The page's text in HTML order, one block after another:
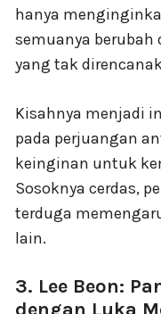
hanya
semuanya
yang tak
Kisahnya menjadi
pada perjuangan
keinginan untuk
Sosoknya cerdas,
terduga
lain.
3. Lee Beon:
dengan Luka